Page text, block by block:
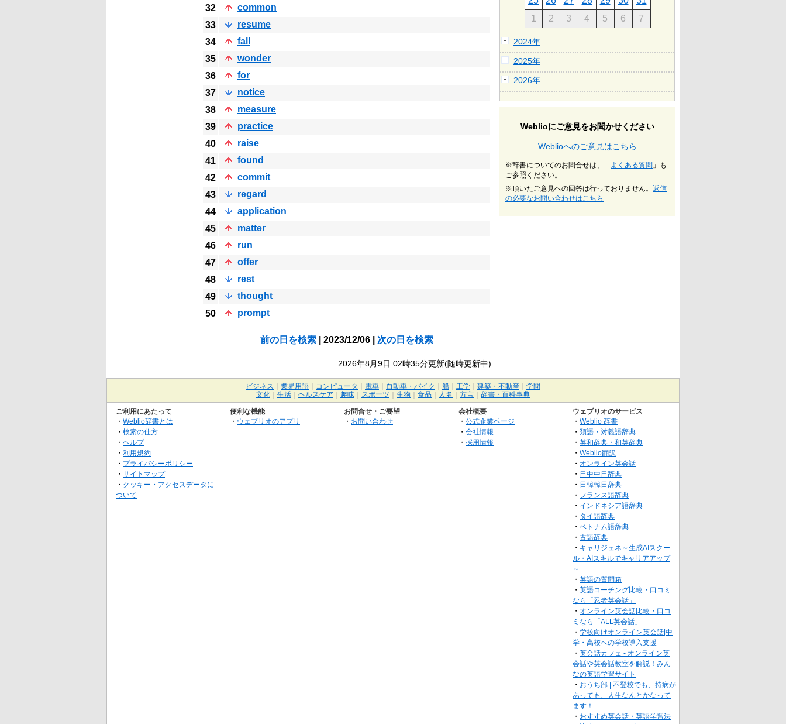
32
common
33
resume
34
fall
35
wonder
36
for
37
notice
38
measure
39
practice
40
raise
41
found
42
commit
43
regard
44
application
45
matter
46
run
47
offer
48
rest
49
thought
50
prompt
前の日を検索| 2023/12/06 | 次の日を検索
2026年8月9日 02時35分更新(随時更新中)
1
2 3 4 5 6 7
2024年
2025年
2026年
Weblioにご意見をお聞かせください
Weblioへのご意見はこちら
※辞書についてのお問合せは、「 よくある質問 」も
ご参照ください。
※頂いたご意見への回答は行っておりません。 返信
の必要なお問い合わせはこちら
ビジネス 業界用語 コンピュータ 電車 自動車・バイク 船 工学 建築・不動産
学問
文化
生活 ヘルスケア 趣味 スポーツ 生物 食品 人名 方言 辞書・百科事典
ご利用にあたって
・ Weblio辞書とは
・ 検索の仕方
・ ヘルプ
・ 利用規約
・ プライバシーポリシー
・ サイトマップ
・ クッキー・アクセスデータに
ついて
便利な機能
・ ウェブリオのアプリ
お問合せ・ご要望
・ お問い合わせ
会社概要
・ 公式企業ページ
・ 会社情報
・ 採用情報
ウェブリオのサービス
・ Weblio 辞書
・ 類語・対義語辞典
・ 英和辞典・和英辞典
・ Weblio翻訳
・ オンライン英会話
・ 日中中日辞典
・ 日韓韓日辞典
・ フランス語辞典
・ インドネシア語辞典
・ タイ語辞典
・ ベトナム語辞典
・ 古語辞典
・ キャリジェネ～生成AIスクー
ル・AIスキルでキャリアアップ
～
・ 英語の質問箱
・ 英語コーチング比較・口コミ
なら「忍者英会話」
・ オンライン英会話比較・口コ
ミなら「ALL英会話」
・ 学校向けオンライン英会話|中
学・高校への学校導入支援
・ 英会話カフェ - オンライン英
会話や英会話教室を解説！みん
なの英語学習サイト
・ おうち部 | 不登校でも、持病が
あっても、人生なんとかなって
ます！
・ おすすめ英会話・英語学習法